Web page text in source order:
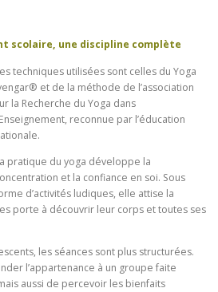
scolaire, une discipline complète
techniques utilisées sont celles du Yoga
et de la méthode de l’association
la Recherche du Yoga dans
reconnue par l’éducation
pratique du yoga développe la
et la confiance en soi. Sous
d’activités ludiques, elle attise la
porte à découvrir leur corps et toutes ses
les séances sont plus structurées.
l’appartenance à un groupe faite
aussi de percevoir les bienfaits